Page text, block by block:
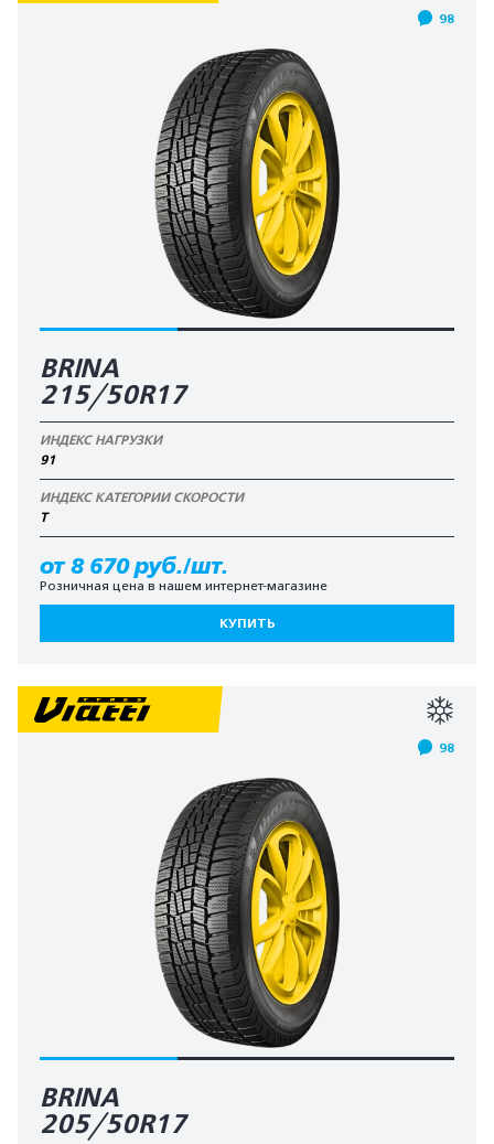
98
BRINA
215/50R17
ИНДЕКС НАГРУЗКИ
91
ИНДЕКС КАТЕГОРИИ СКОРОСТИ
T
от 8 670 руб./шт.
Розничная цена в нашем интернет-магазине
КУПИТЬ
98
BRINA
205/50R17